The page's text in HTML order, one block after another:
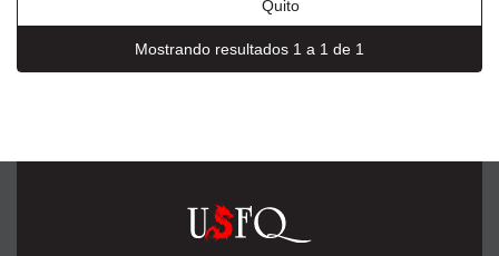
Quito
Mostrando resultados 1 a 1 de 1